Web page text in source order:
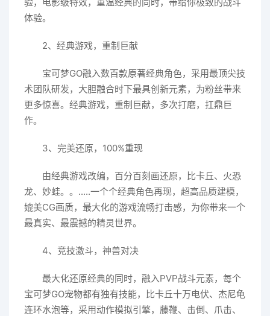
体验。
2、经典游戏，重制巨献
宝可梦GO融入数百款原著经典角色，采用最顶尖技
术团队研发，大胆融合时下最具创新元素，为粉丝带来
更多惊喜。经典游戏，重制巨献，多次打磨，扛鼎巨
作。
3、完美还原，100%重现
由经典游戏改编，百分百刻画还原，比卡丘、火恐
龙、妙蛙。。.....一个个经典角色再现，超高品质建模，
媲美CG画质，最大化的游戏流畅打击感，为你带来一个
最真实、最震撼的精灵世界。
4、竞技激斗，神兽对决
最大化还原经典的同时，融入PVP战斗元素，每个
宝可梦GO宠物都有独有技能，比卡丘十万电伏、杰尼龟
连环水泡等，采用动作模拟引擎，藤鞭、击倒、爪击、